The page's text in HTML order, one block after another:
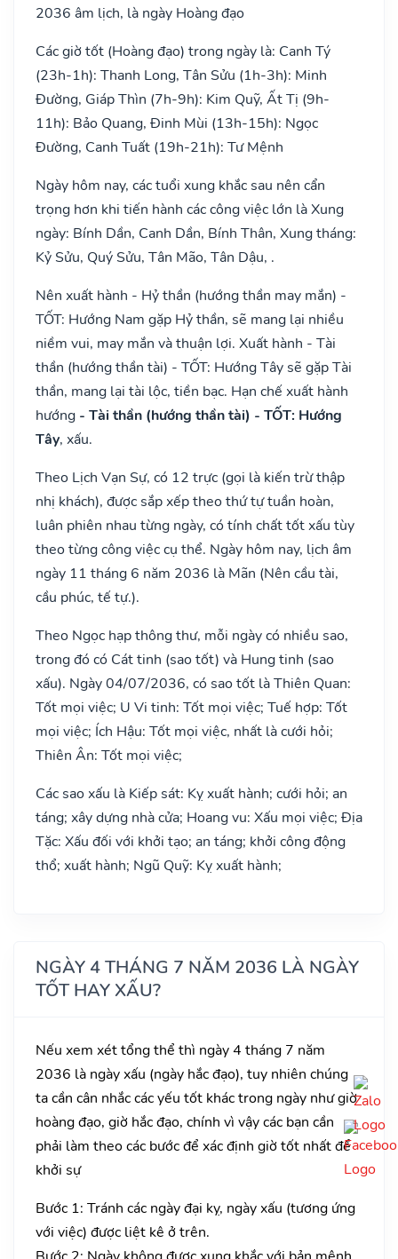
2036 âm lịch, là ngày Hoàng đạo
Các giờ tốt (Hoàng đạo) trong ngày là: Canh Tý
(23h-1h): Thanh Long, Tân Sửu (1h-3h): Minh
Đường, Giáp Thìn (7h-9h): Kim Quỹ, Ất Tị (9h-
11h): Bảo Quang, Đinh Mùi (13h-15h): Ngọc
Đường, Canh Tuất (19h-21h): Tư Mệnh
Ngày hôm nay, các tuổi xung khắc sau nên cẩn
trọng hơn khi tiến hành các công việc lớn là Xung
ngày: Bính Dần, Canh Dần, Bính Thân, Xung tháng:
Kỷ Sửu, Quý Sửu, Tân Mão, Tân Dậu, .
Nên xuất hành - Hỷ thần (hướng thần may mắn) -
TỐT: Hướng Nam gặp Hỷ thần, sẽ mang lại nhiều
niềm vui, may mắn và thuận lợi. Xuất hành - Tài
thần (hướng thần tài) - TỐT: Hướng Tây sẽ gặp Tài
thần, mang lại tài lộc, tiền bạc. Hạn chế xuất hành
hướng - Tài thần (hướng thần tài) - TỐT: Hướng
Tây, xấu.
Theo Lịch Vạn Sự, có 12 trực (gọi là kiến trừ thập
nhị khách), được sắp xếp theo thứ tự tuần hoàn,
luân phiên nhau từng ngày, có tính chất tốt xấu tùy
theo từng công việc cụ thể. Ngày hôm nay, lịch âm
ngày 11 tháng 6 năm 2036 là Mãn (Nên cầu tài,
cầu phúc, tế tự.).
Theo Ngọc hạp thông thư, mỗi ngày có nhiều sao,
trong đó có Cát tinh (sao tốt) và Hung tinh (sao
xấu). Ngày 04/07/2036, có sao tốt là Thiên Quan:
Tốt mọi việc; U Vi tinh: Tốt mọi việc; Tuế hợp: Tốt
mọi việc; Ích Hậu: Tốt mọi việc, nhất là cưới hỏi;
Thiên Ân: Tốt mọi việc;
Các sao xấu là Kiếp sát: Kỵ xuất hành; cưới hỏi; an
táng; xây dựng nhà cửa; Hoang vu: Xấu mọi việc; Địa
Tặc: Xấu đối với khởi tạo; an táng; khởi công động
thổ; xuất hành; Ngũ Quỹ: Kỵ xuất hành;
NGÀY 4 THÁNG 7 NĂM 2036 LÀ NGÀY
TỐT HAY XẤU?
Nếu xem xét tổng thể thì ngày 4 tháng 7 năm
2036 là ngày xấu (ngày hắc đạo), tuy nhiên chúng
ta cần cân nhắc các yếu tốt khác trong ngày như giờ
hoàng đạo, giờ hắc đạo, chính vì vậy các bạn cần
phải làm theo các bước để xác định giờ tốt nhất để
khởi sự
Bước 1: Tránh các ngày đại kỵ, ngày xấu (tương ứng
với việc) được liệt kê ở trên.